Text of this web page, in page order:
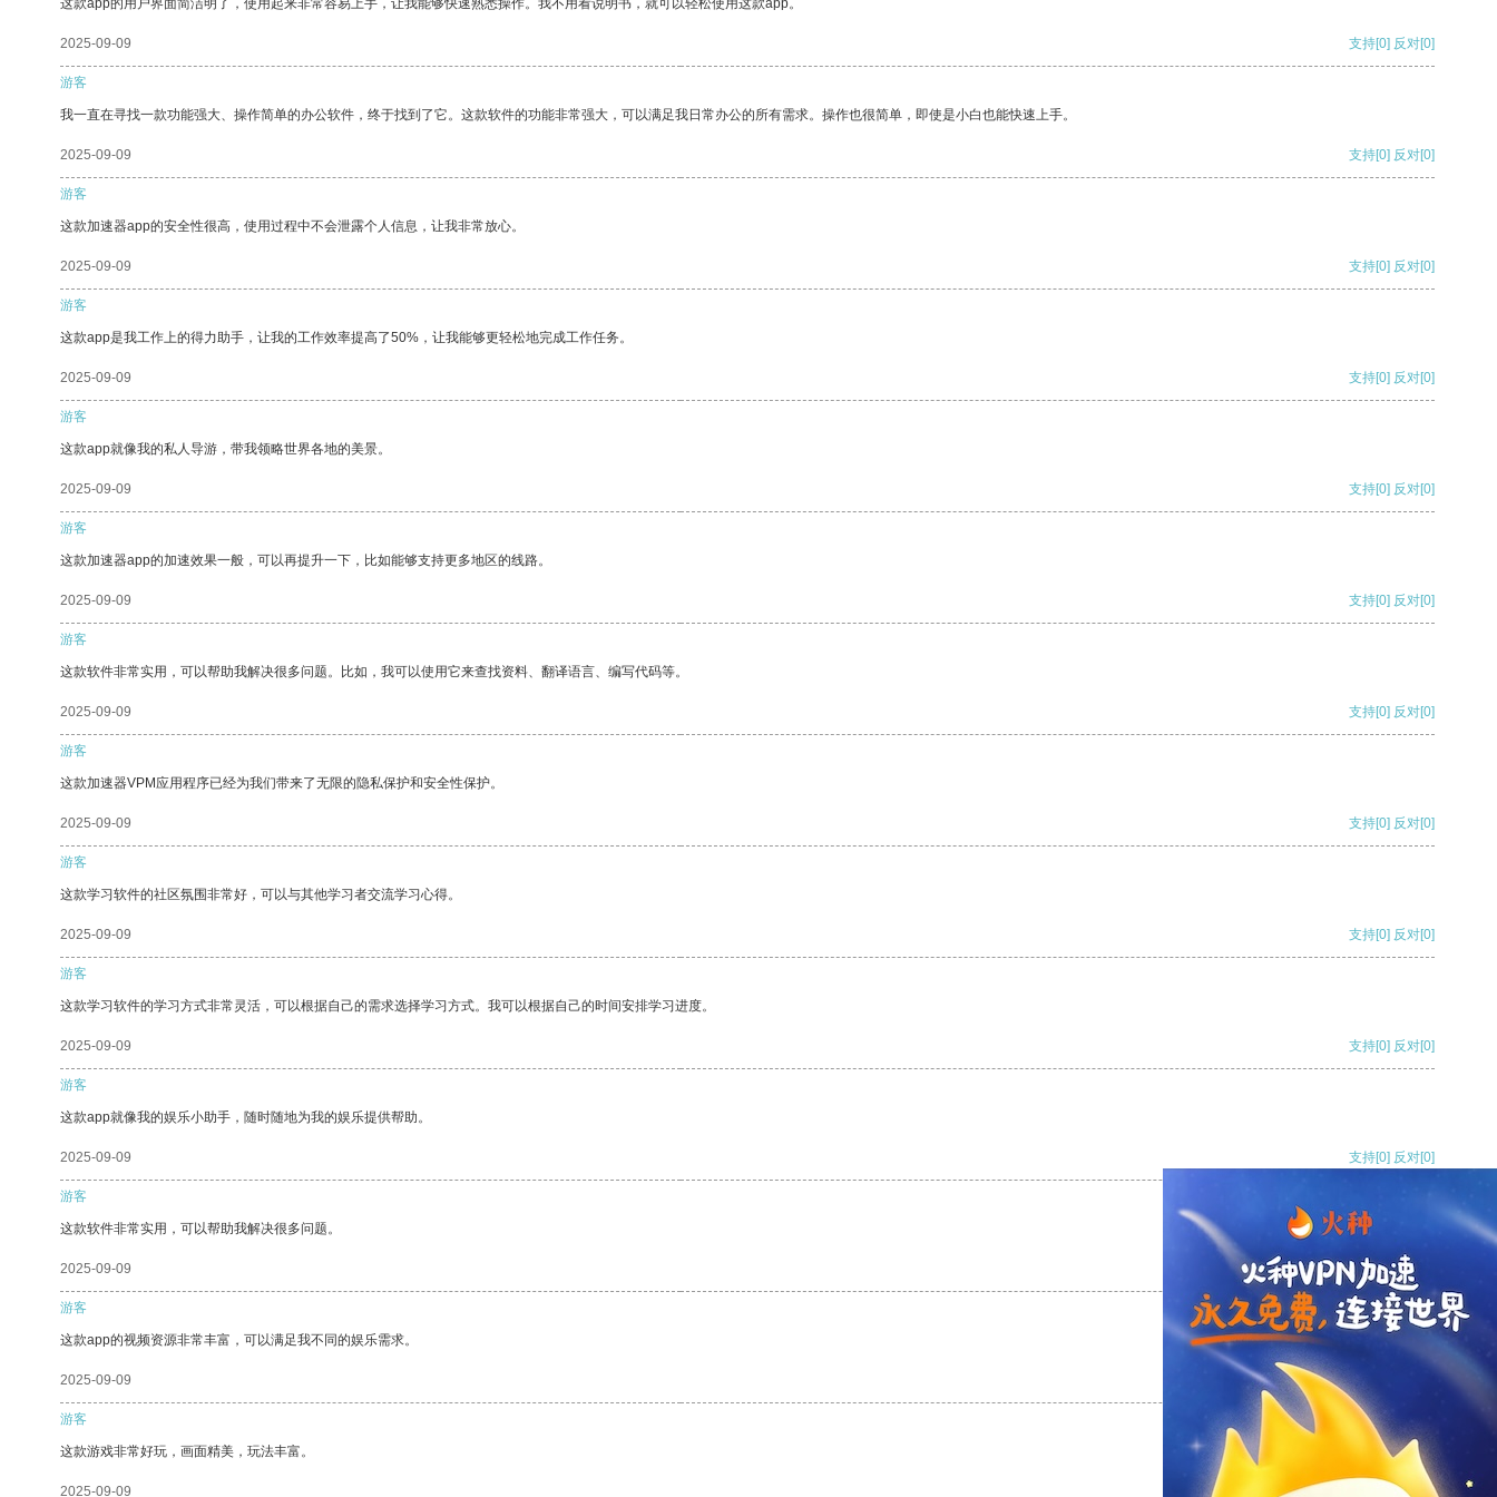
这款app的用户界面简洁明了，使用起来非常容易上手，让我能够快速熟悉操作。我不用看说明书，就可以轻松使用这款app。
2025-09-09 支持[0] 反对[0]
游客
我一直在寻找一款功能强大、操作简单的办公软件，终于找到了它。这款软件的功能非常强大，可以满足我日常办公的所有需求。操作也很简单，即使是小白也能快速上手。
2025-09-09 支持[0] 反对[0]
游客
这款加速器app的安全性很高，使用过程中不会泄露个人信息，让我非常放心。
2025-09-09 支持[0] 反对[0]
游客
这款app是我工作上的得力助手，让我的工作效率提高了50%，让我能够更轻松地完成工作任务。
2025-09-09 支持[0] 反对[0]
游客
这款app就像我的私人导游，带我领略世界各地的美景。
2025-09-09 支持[0] 反对[0]
游客
这款加速器app的加速效果一般，可以再提升一下，比如能够支持更多地区的线路。
2025-09-09 支持[0] 反对[0]
游客
这款软件非常实用，可以帮助我解决很多问题。比如，我可以使用它来查找资料、翻译语言、编写代码等。
2025-09-09 支持[0] 反对[0]
游客
这款加速器VPM应用程序已经为我们带来了无限的隐私保护和安全性保护。
2025-09-09 支持[0] 反对[0]
游客
这款学习软件的社区氛围非常好，可以与其他学习者交流学习心得。
2025-09-09 支持[0] 反对[0]
游客
这款学习软件的学习方式非常灵活，可以根据自己的需求选择学习方式。我可以根据自己的时间安排学习进度。
2025-09-09 支持[0] 反对[0]
游客
这款app就像我的娱乐小助手，随时随地为我的娱乐提供帮助。
2025-09-09 支持[0] 反对[0]
游客
这款软件非常实用，可以帮助我解决很多问题。
2025-09-09 支持[0] 反对
游客
这款app的视频资源非常丰富，可以满足我不同的娱乐需求。
2025-09-09 支持
游客
这款游戏非常好玩，画面精美，玩法丰富。
2025-09-09 反对 [0]